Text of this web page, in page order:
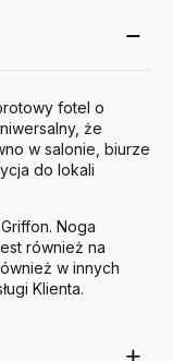
fotel o
że
w salonie, biurze
do lokali
Noga
również na
w innych
Klienta.